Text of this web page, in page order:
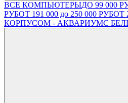
ВСЕ КОМПЬЮТЕРЫДО 99 000
РУБОТ 191 000 до 250 000 РУБОТ
КОРПУСОМ - АКВАРИУМС